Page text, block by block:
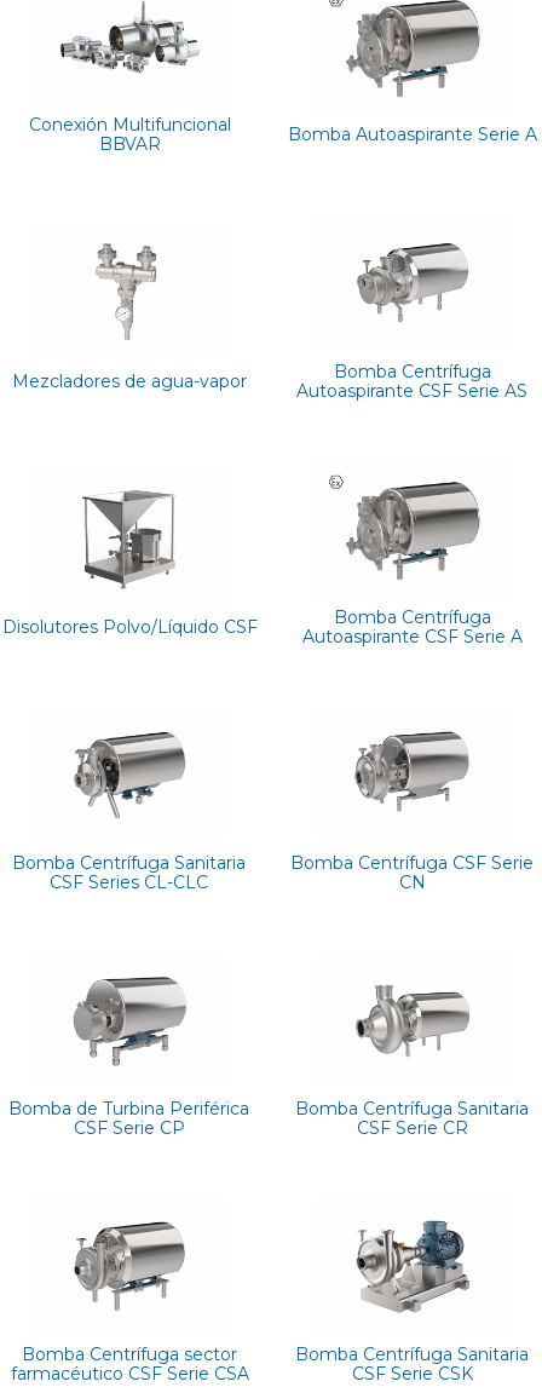
Conexión Multifuncional
BBVAR
Bomba Autoaspirante Serie A
Mezcladores de agua-vapor
Bomba Centrífuga
Autoaspirante CSF Serie AS
Disolutores Polvo/Líquido CSF
Bomba Centrífuga
Autoaspirante CSF Serie A
Bomba Centrífuga Sanitaria
CSF Series CL-CLC
Bomba Centrífuga CSF Serie
CN
Bomba de Turbina Periférica
CSF Serie CP
Bomba Centrífuga Sanitaria
CSF Serie CR
Bomba Centrífuga sector
farmacéutico CSF Serie CSA
Bomba Centrífuga Sanitaria
CSF Serie CSK